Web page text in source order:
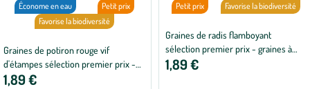
Économe en eau
Petit prix
Favorise la biodiversité
Graines de potiron rouge vif
d'étampes sélection premier prix -
graines à semer
1,89 €
Petit prix Favorise la biodiversité
Graines de radis flamboyant
sélection premier prix - graines à
semer
1,89 €